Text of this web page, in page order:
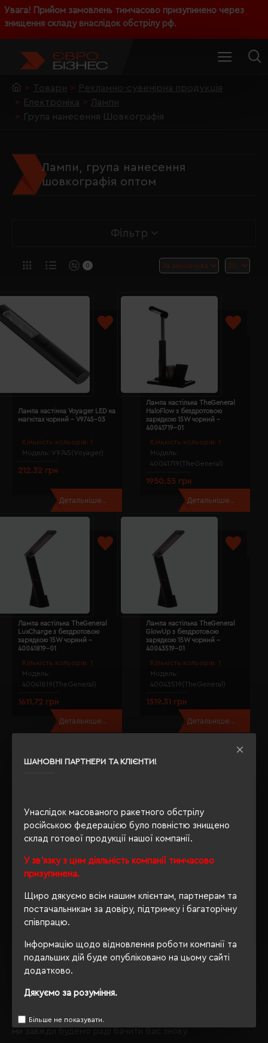
ШАНОВНІ ПАРТНЕРИ ТА КЛІЄНТИ!
Унаслідок масованого ракетного обстрілу
російською федерацією було повністю знищено
склад готової продукції нашої компанії.
У зв'язку з цим діяльність компанії тимчасово
призупинена.
Щиро дякуємо всім нашим клієнтам, партнерам та
постачальникам за довіру, підтримку і багаторічну
співпрацю.
Інформацію щодо відновлення роботи компанії та
подальших дій буде опубліковано на цьому сайті
додатково.
Дякуємо за розуміння.
Більше не показувати.
Увага! Прийом замовлень тимчасово призупинено через
знищення складу внаслідок обстрілу рф.
Товари
Рекламно-сувенірна продукція
Електроніка
Лампи
Група нанесення Шовкографія
Лампи, група нанесення
шовкографія оптом
оптом?
флагман рекламно-сувенірної галузі з 2003 року.
На даний момент у нас є, що Вам запропонувати в
Лампи
Звертаємо Вашу увагу, що з таким набором параметрів,
кількість даного товару
Також Ви можете зателефонувати нам по телефону
+380444928603, і наші менеджери із задоволенням
проконсультують і підберуть для Вас оптимальний
завжди будете впевнені в якості придбаного товару, а
ми завжди будемо раді бачити Вас знову.
Фільтр
0
Кількість кольорів: 1
Модель: V9745(Voyager)
Лампа настінна Voyager LED на
магнітах чорний - V9745-03
212.32 грн
Детальніше...
Кількість кольорів: 1
Модель:
40041719(TheGeneral)
Лампа настільна TheGeneral
HaloFlow з бездротовою
зарядкою 15W чорний -
40041719-01
1950.55 грн
Детальніше...
Кількість кольорів: 1
Модель:
40041819(TheGeneral)
Лампа настільна TheGeneral
LuxCharge з бездротовою
зарядкою 15W чорний -
40041819-01
1611.72 грн
Детальніше...
Кількість кольорів: 1
Модель:
40043519(TheGeneral)
Лампа настільна TheGeneral
GlowUp з бездротовою
зарядкою 15W чорний -
40043519-01
1519.31 грн
Детальніше...